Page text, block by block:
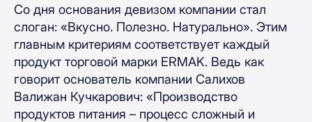
Со дня основания девизом компании стал
слоган: «Вкусно. Полезно. Натурально». Этим
главным критериям соответствует каждый
продукт торговой марки ERMAK. Ведь как
говорит основатель компании Салихов
Валижан Кучкарович: «Производство
продуктов питания – процесс сложный и